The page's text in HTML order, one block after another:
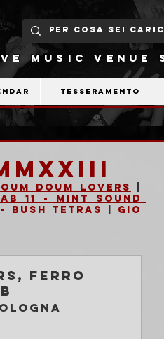
MUSIC VENUE
Tesseramento
Doum Lovers
11 - Mint Sound
- Bush Tetras
Gio
Ferro